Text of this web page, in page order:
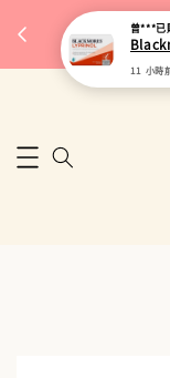
🎉 77購
曾***已
11 小時